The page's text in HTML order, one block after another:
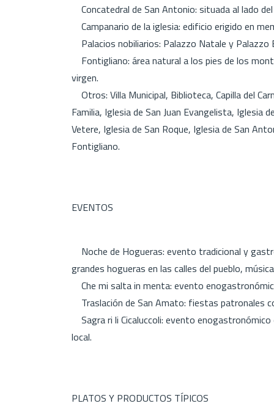
Concatedral de San Antonio: situada al lado
Campanario de la iglesia: edificio erigido en
Palacios nobiliarios: Palazzo Natale y Palazzo
Fontigliano: área natural a los pies de los
virgen.
Otros: Villa Municipal, Biblioteca, Capilla del
Familia, Iglesia de San Juan Evangelista, Iglesia
Vetere, Iglesia de San Roque, Iglesia de San
Fontigliano.
EVENTOS
Noche de Hogueras: evento tradicional y
grandes hogueras en las calles del pueblo,
Che mi salta in menta: evento
Traslación de San Amato: fiestas patronales
Sagra ri li Cicaluccoli: evento
local.
PLATOS Y PRODUCTOS TÍPICOS